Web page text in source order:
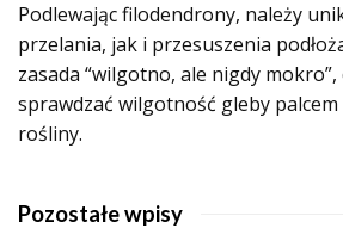
Podlewając filodendrony, należy
przelania, jak i przesuszenia
zasada “wilgotno, ale nigdy
sprawdzać wilgotność gleby
rośliny.
Pozostałe wpisy